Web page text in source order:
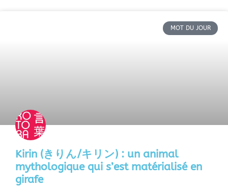
MOT DU JOUR
Kirin (きりん/キリン) : un animal
mythologique qui s’est matérialisé en
girafe